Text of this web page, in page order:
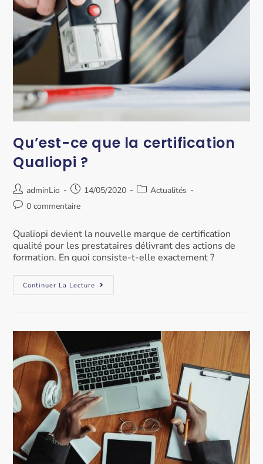
Qu’est-ce que la certification
Qualiopi ?
adminLio 14/05/2020
Actualités
0 commentaire
Qualiopi devient la nouvelle marque de certification
qualité pour les prestataires délivrant des actions de
formation. En quoi consiste-t-elle exactement ?
Continuer La Lecture